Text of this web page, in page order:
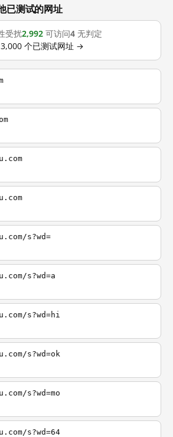
测试的网址
受扰2,992 可访问4 无判定
个已测试网址 →
s?wd=
s?wd=a
s?wd=hi
s?wd=ok
s?wd=mo
s?wd=64